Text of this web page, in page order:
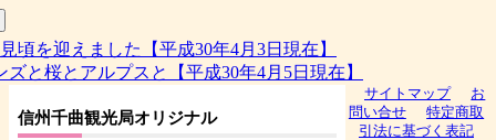
を迎えました【平成30年4月3日現在】
桜とアルプスと【平成30年4月5日現在】
信州千曲観光局オリジナル
サイトマップ
お
問い合せ
特定商取
引法に基づく表記